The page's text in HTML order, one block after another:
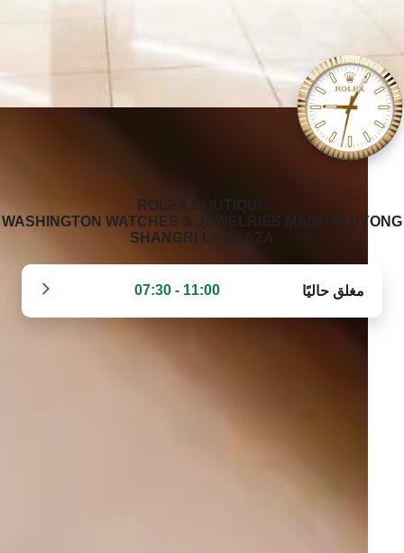
‭ROLEX BOUTIQUE
WASHINGTON WATCHES & JEWELRIES MANDALUYONG
SHANGRI-LA PLAZA‬
مغلق حاليًا 11:00 - 07:30